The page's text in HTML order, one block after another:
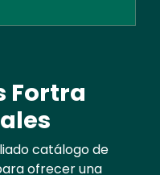
Fortra
catálogo de
ofrecer una